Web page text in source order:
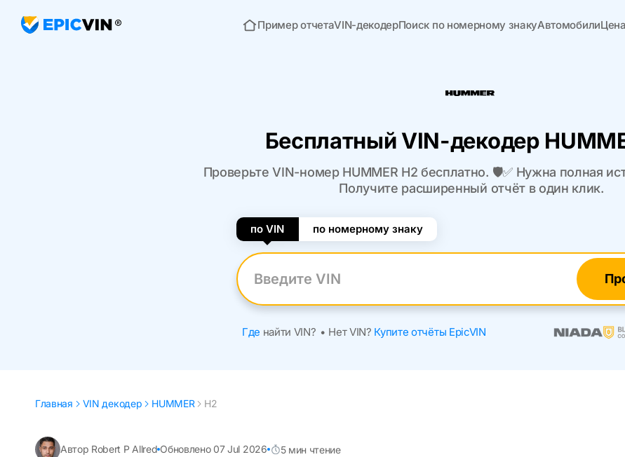
Главная
Пример отчетаVIN-декодерПоиск по номерному знакуАвтомобилиЦена
Бесплатный VIN-декодер
Проверьте VIN-номер HUMMER H2 бесплатно. 🛡️✅ Нужна полная
Получите расширенный отчёт в один клик.
по VIN по номерному знаку
Введите VIN
Где найти VIN? • Нет VIN? Купите отчёты EpicVIN
Главная VIN декодер HUMMER H2
Автор Robert P Allred Обновлено 07 Jul 2026 5 мин чтение